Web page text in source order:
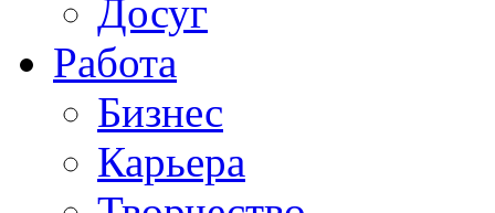
Досуг
Работа
Бизнес
Карьера